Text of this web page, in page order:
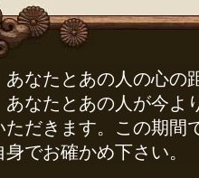
あなたとあの人の心
あなたとあの人が今
ただきます。この期間
身でお確かめ下さい。